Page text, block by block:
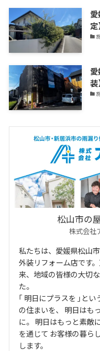
装
松山市の
株式会社
私たちは、愛媛県松山
外装リフォーム店です
来、地域の皆様の大切
た。
｢ 明日にプラスを ｣と
の住まいを、 明日はも
に。 明日はもっと素敵
を通じて お客様の暮ら
します。